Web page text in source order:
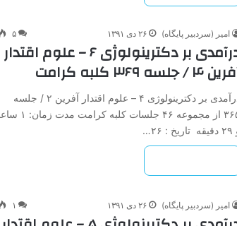
امیر (سردبیر پایگاه) ۲۶ دی ۱۳۹۱ ۵
درآمدی بر دکترینولوژی ۶ – علوم اقتدار
/ جلسه ۳۶۹ کلبه کرامت
درآمدی بر دکترینولوژی ۴ – علوم اقتدار آفرین ۲ / جلسه
۳۶۵ از مجموعه ۴۶ جلسات کلبه
۲۶…
امیر (سردبیر پایگاه) ۲۶ دی ۱۳۹۱ ۱